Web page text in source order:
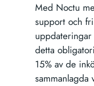
Med Noctu
support och
detta
15% av de
sammanlagda